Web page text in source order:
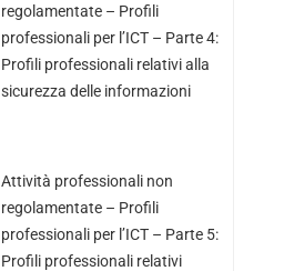
regolamentate – Profili
professionali per l’ICT – Parte 4:
Profili professionali relativi alla
sicurezza delle informazioni
Attività professionali non
regolamentate – Profili
professionali per l’ICT – Parte 5:
Profili professionali relativi